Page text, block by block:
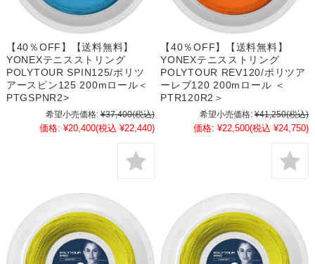
【40％OFF】【送料無料】
YONEXテニスストリング
POLYTOUR SPIN125/ポリツ
アースピン125 200mロール＜
PTGSPNR2>
希望小売価格: ¥37,400(税込)
価格: ¥20,400(税込 ¥22,440)
【40％OFF】【送料無料】
YONEXテニスストリング
POLYTOUR REV120/ポリツア
ーレブ120 200mロール ＜
PTR120R2＞
希望小売価格: ¥41,250(税込)
価格: ¥22,500(税込 ¥24,750)